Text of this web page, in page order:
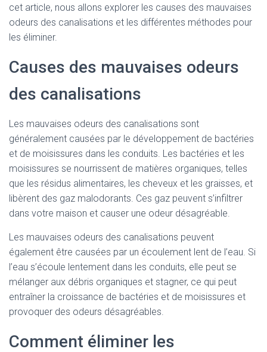
cet article, nous allons explorer les causes des mauvaises
odeurs des canalisations et les différentes méthodes pour
les éliminer.
Causes des mauvaises odeurs
des canalisations
Les mauvaises odeurs des canalisations sont
généralement causées par le développement de bactéries
et de moisissures dans les conduits. Les bactéries et les
moisissures se nourrissent de matières organiques, telles
que les résidus alimentaires, les cheveux et les graisses, et
libèrent des gaz malodorants. Ces gaz peuvent s’infiltrer
dans votre maison et causer une odeur désagréable.
Les mauvaises odeurs des canalisations peuvent
également être causées par un écoulement lent de l’eau. Si
l’eau s’écoule lentement dans les conduits, elle peut se
mélanger aux débris organiques et stagner, ce qui peut
entraîner la croissance de bactéries et de moisissures et
provoquer des odeurs désagréables.
Comment éliminer les